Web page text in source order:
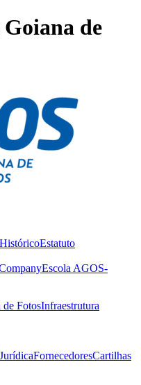
Goiana de
HistóricoEstatuto
Escola AGOS-
de FotosInfraestrutura
FornecedoresCartilhas